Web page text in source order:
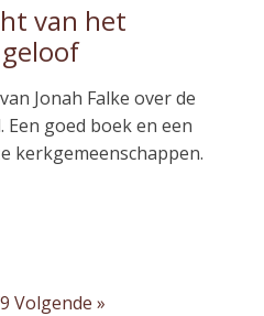
van het
Jonah Falke over de
goed boek en een
kerkgemeenschappen.
Volgende »